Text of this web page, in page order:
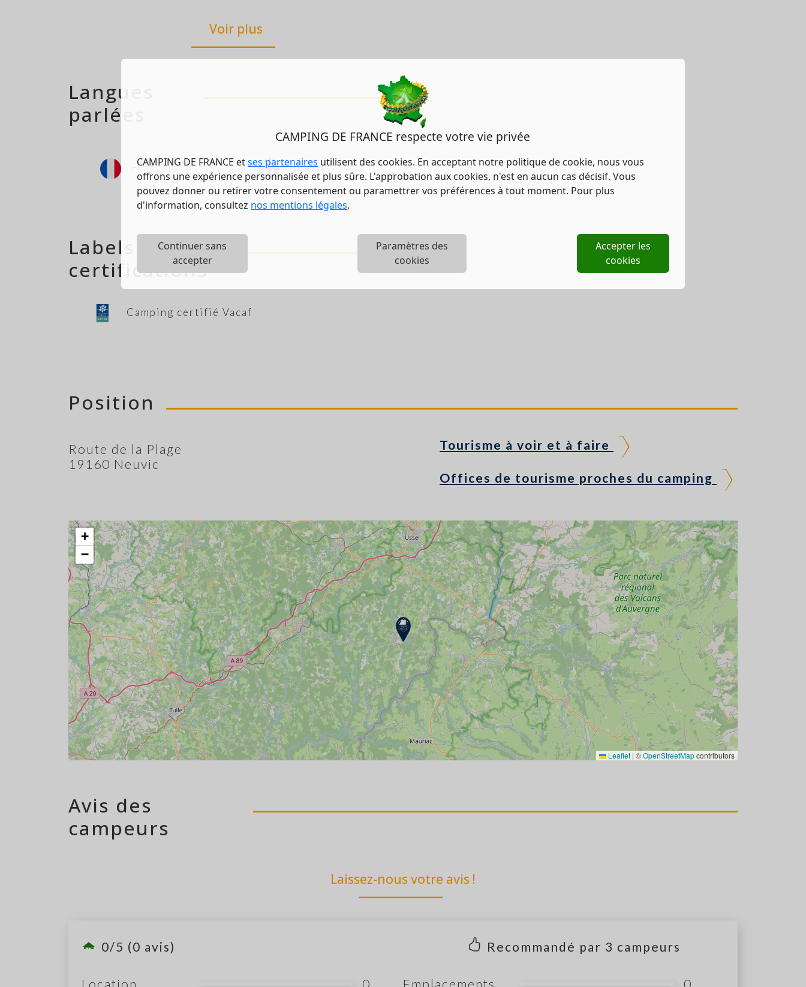
CAMPING DE FRANCE respecte votre vie privée
CAMPING DE FRANCE etses partenaires utilisent des cookies. En acceptant notre politique de cookie, nous vous
offrons une expérience personnalisée et plus sûre. L'approbation aux cookies, n'est en aucun cas décisif. Vous
pouvez donner ou retirer votre consentement ou paramettrer vos préférences à tout moment. Pour plus
d'information, consultez nos mentions légales.
Continuer sans
accepter
Paramètres des
cookies
Accepter les
cookies
Voir plus
Langues
parlées
Français Anglais
Labels &
certifications
Camping certifié Vacaf
Position
Route de la Plage
19160 Neuvic
Tourisme à voir et à faire
Offices de tourisme proches du camping
+
−
Leaflet | ©OpenStreetMapcontributors
Avis des
campeurs
Laissez-nous votre avis !
0/5 (0 avis) Recommandé par 3 campeurs
Location 0 Emplacements 0